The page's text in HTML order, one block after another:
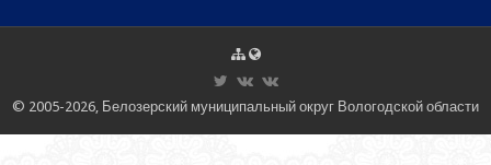
© 2005-2026, Белозерский муниципальный округ Вологодской области